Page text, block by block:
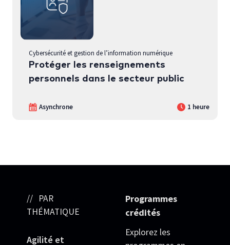
Cybersécurité et gestion de l’information numérique
Protéger les renseignements
personnels dans le secteur public
Asynchrone 1 heure
PAR
THÉMATIQUE
Agilité et
Programmes
crédités
Explorez les